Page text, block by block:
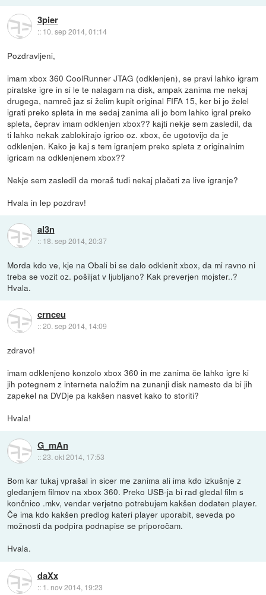
3pier
:: 10. sep 2014, 01:14
Pozdravljeni,
imam xbox 360 CoolRunner JTAG (odklenjen), se pravi lahko igram
piratske igre in si le te nalagam na disk, ampak zanima me nekaj
drugega, namreč jaz si želim kupit original FIFA 15, ker bi jo želel
igrati preko spleta in me sedaj zanima ali jo bom lahko igral preko
spleta, čeprav imam odklenjen xbox?? kajti nekje sem zasledil, da
ti lahko nekak zablokirajo igrico oz. xbox, če ugotovijo da je
odklenjen. Kako je kaj s tem igranjem preko spleta z originalnim
igricam na odklenjenem xbox??
Nekje sem zasledil da moraš tudi nekaj plačati za live igranje?
Hvala in lep pozdrav!
al3n
:: 18. sep 2014, 20:37
Morda kdo ve, kje na Obali bi se dalo odklenit xbox, da mi ravno ni
treba se vozit oz. pošiljat v ljubljano? Kak preverjen mojster..?
Hvala.
crnceu
::20. sep 2014, 14:09
zdravo!
imam odklenjeno konzolo xbox 360 in me zanima če lahko igre ki
jih potegnem z interneta naložim na zunanji disk namesto da bi jih
zapekel na DVDje pa kakšen nasvet kako to storiti?
Hvala!
G_mAn
::23. okt 2014, 17:53
Bom kar tukaj vprašal in sicer me zanima ali ima kdo izkušnje z
gledanjem filmov na xbox 360. Preko USB-ja bi rad gledal film s
končnico .mkv, vendar verjetno potrebujem kakšen dodaten player.
Če ima kdo kakšen predlog kateri player uporabit, seveda po
možnosti da podpira podnapise se priporočam.
Hvala.
daXx
:: 1. nov 2014, 19:23